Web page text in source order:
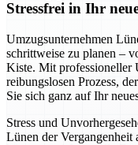
Stressfrei in Ihr
Umzugsunternehmen
schrittweise zu planen –
Kiste. Mit professioneller
reibungslosen Prozess,
Sie sich ganz auf Ihr
Stress und
Lünen der Vergangenheit